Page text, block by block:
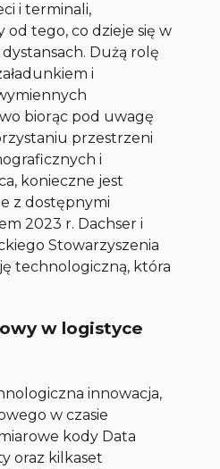
i terminali,
od tego, co dzieje się w
Dużą rolę
i
biorąc pod uwagę
przestrzeni
i
konieczne jest
z dostępnymi
2023 r. Dachser i
Stowarzyszenia
technologiczną, która
w logistyce
innowacja,
w czasie
kody Data
oraz kilkaset